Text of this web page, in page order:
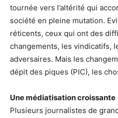
tournée vers l’altérité qui
société en pleine mutation.
réticents, ceux qui ont des
changements, les vindicatifs,
adversaires. Mais les
dépit des piques (PIC), les
Une médiatisation croissante
Plusieurs journalistes de